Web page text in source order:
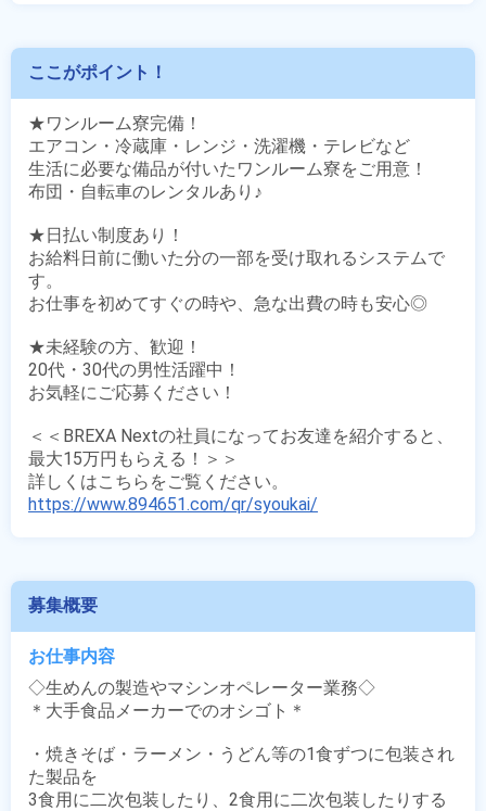
ここがポイント！
★ワンルーム寮完備！
エアコン・冷蔵庫・レンジ・洗濯機・テレビなど
生活に必要な備品が付いたワンルーム寮をご用意！
布団・自転車のレンタルあり♪
★日払い制度あり！
お給料日前に働いた分の一部を受け取れるシステムで
す。
お仕事を初めてすぐの時や、急な出費の時も安心◎
★未経験の方、歓迎！
20代・30代の男性活躍中！
お気軽にご応募ください！
＜＜BREXA Nextの社員になってお友達を紹介すると、
最大15万円もらえる！＞＞
https://www.894651.com/qr/syoukai/
募集概要
お仕事内容
◇生めんの製造やマシンオペレーター業務◇
＊大手食品メーカーでのオシゴト＊
・焼きそば・ラーメン・うどん等の1食ずつに包装され
た製品を
3食用に二次包装したり、2食用に二次包装したりする